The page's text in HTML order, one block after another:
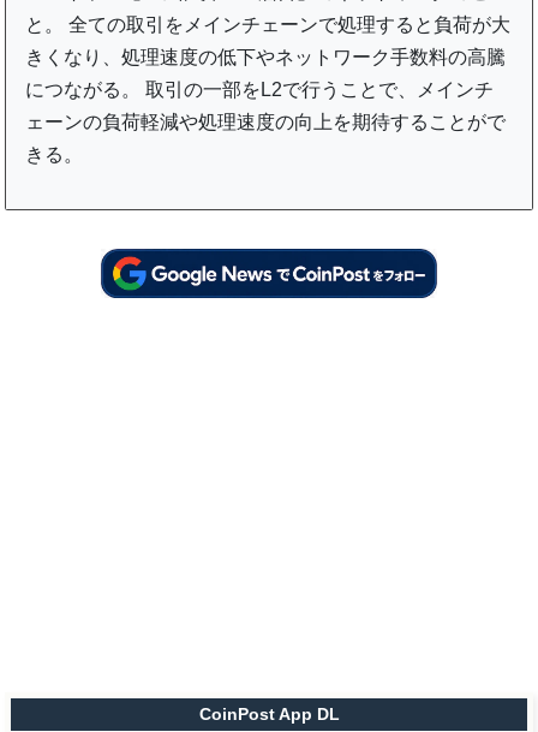
と。 全ての取引をメインチェーンで処理すると負荷が大
きくなり、処理速度の低下やネットワーク手数料の高騰
につながる。 取引の一部をL2で行うことで、メインチ
ェーンの負荷軽減や処理速度の向上を期待することがで
きる。
CoinPost App DL